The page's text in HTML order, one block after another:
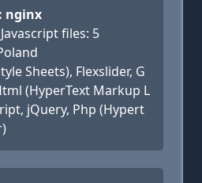
nginx
files: 5
Sheets), Flexslider, G
(HyperText Markup L
jQuery, Php (Hypert